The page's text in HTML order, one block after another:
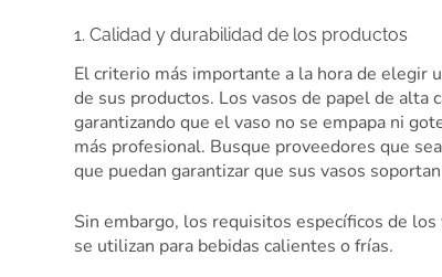
1. Calidad y durabilidad de los productos
El criterio más importante a la hora de elegir
de sus productos. Los vasos de papel de alta
garantizando que el vaso no se empapa ni
más profesional. Busque proveedores que
que puedan garantizar que sus vasos
Sin embargo, los requisitos específicos de
se utilizan para bebidas calientes o frías.